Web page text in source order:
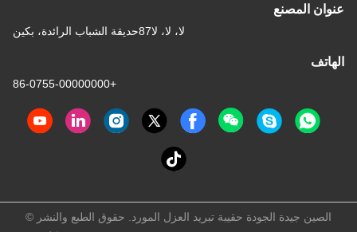
عنوان المصنع
لا، لا، لا87حديقة الشباب الرائدة، بكين
الهاتف
+86-0755-00000000
الصين جيدة الجودة حقيبة تبريد العزل المورد. حقوق الطبع والنشر ©